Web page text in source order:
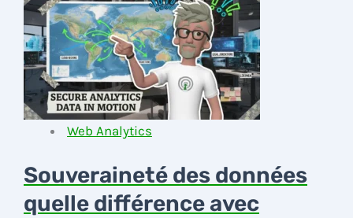
Web Analytics
Souveraineté des données
quelle différence avec